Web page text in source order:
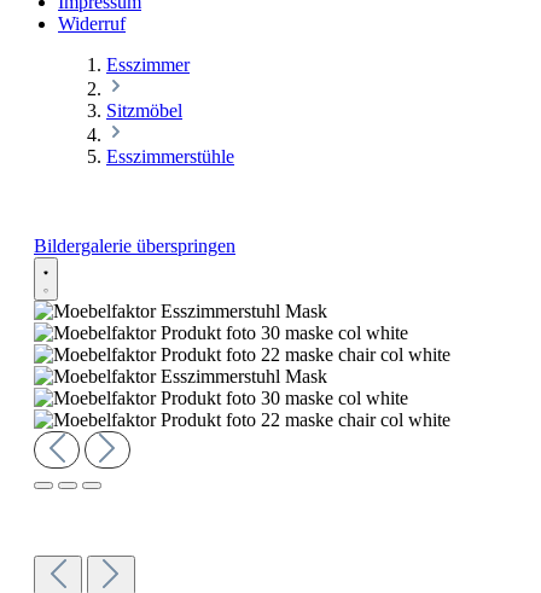
Widerruf
Esszimmer
Sitzmöbel
Esszimmerstühle
Bildergalerie überspringen